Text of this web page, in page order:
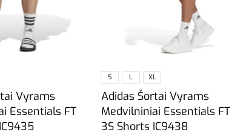
Vyrams
Essentials FT
S L XL
Adidas Šortai Vyrams
Medvilniniai Essentials FT
3S Shorts IC9438